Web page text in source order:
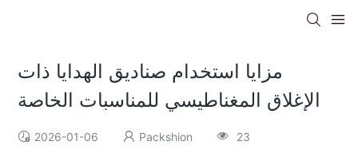
مزايا استخدام صناديق الهدايا ذات
الإغلاق المغناطيسي للمناسبات الخاصة
2026-01-06 Packshion 23